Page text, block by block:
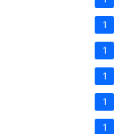
1
1
1
1
1